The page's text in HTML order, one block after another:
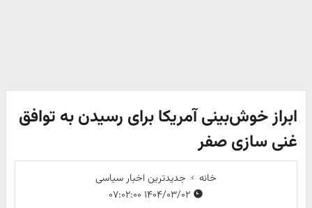
ابراز خوش‌بینی آمریکا برای رسیدن به توافق
غنی سازی صفر
خانه
جدیدترین اخبار سیاسی